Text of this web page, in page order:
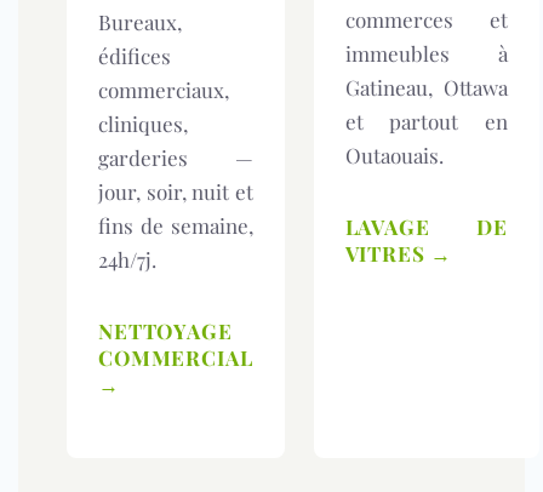
Bureaux,
édifices
commerciaux,
cliniques,
garderies —
jour, soir, nuit et
fins de semaine,
24h/7j.
NETTOYAGE
COMMERCIAL
→
commerces et
immeubles à
Gatineau, Ottawa
et partout en
Outaouais.
LAVAGE DE
VITRES →